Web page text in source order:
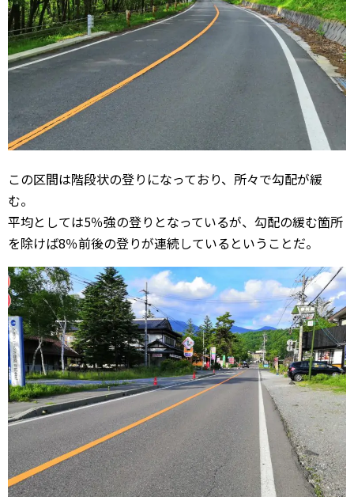
この区間は階段状の登りになっており、所々で勾配が緩
む。
平均としては5％強の登りとなっているが、勾配の緩む箇所
を除けば8％前後の登りが連続しているということだ。